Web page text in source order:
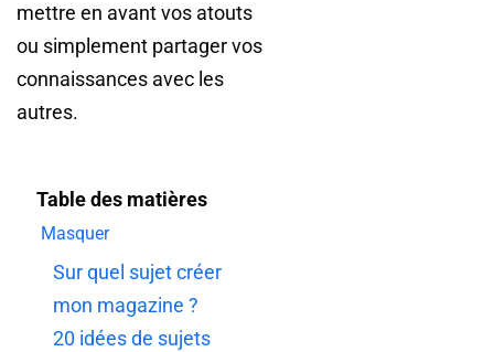
mettre en avant vos atouts
ou simplement partager vos
connaissances avec les
autres.
Table des matières
Masquer
Sur quel sujet créer
mon magazine ?
20 idées de sujets